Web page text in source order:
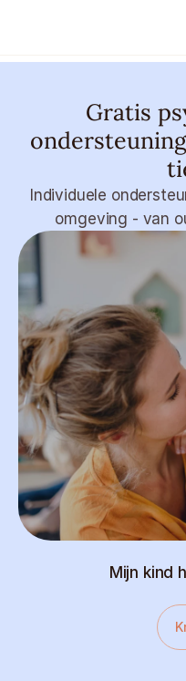
Gratis
Individuele
omgeving - van
Mijn kind